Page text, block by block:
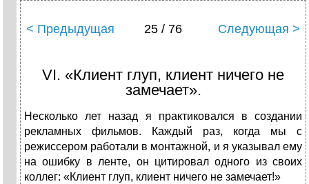
< Предыдущая 25 / 76 Следующая >
VI. «Клиент глуп, клиент ничего не
замечает».
Несколько лет назад я практиковался в создании
рекламных фильмов. Каждый раз, когда мы с
режиссером работали в монтажной, и я указывал ему
на ошибку в ленте, он цитировал одного из своих
коллег: «Клиент глуп, клиент ничего не замечает!»